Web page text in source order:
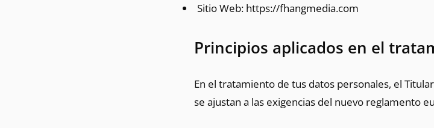
Sitio Web: https://fhangmedia.com
Principios aplicados en el
En el tratamiento de tus datos personales, el
se ajustan a las exigencias del nuevo reglamento